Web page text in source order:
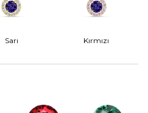
Sarı Kırmızı